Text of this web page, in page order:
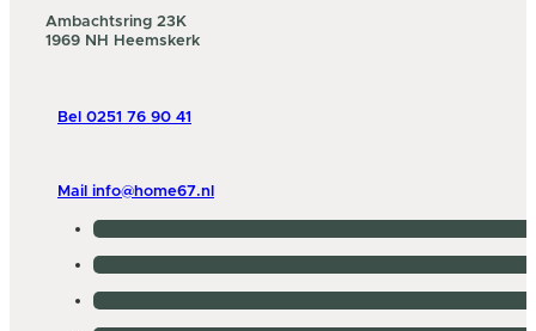
Ambachtsring 23K
1969 NH Heemskerk
Bel 0251 76 90 41
Mail info@home67.nl